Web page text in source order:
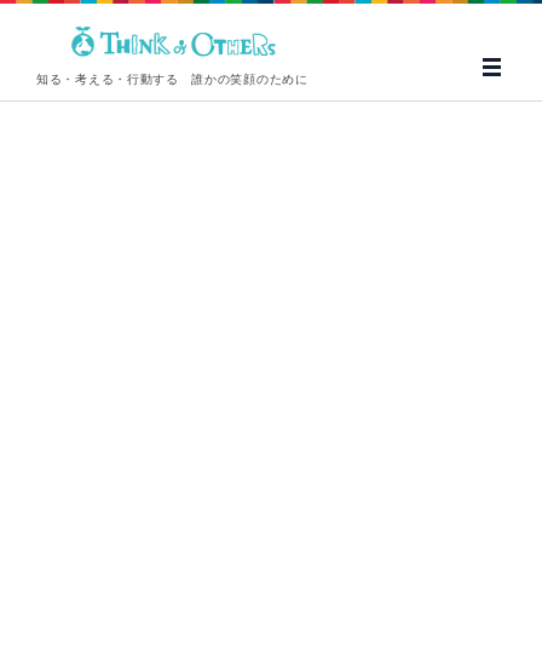
知る・考える・行動する 誰かの笑顔のために